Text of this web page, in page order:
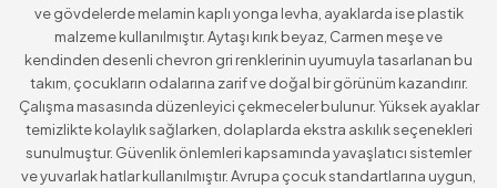
ve gövdelerde melamin kaplı yonga levha, ayaklarda ise plastik
malzeme kullanılmıştır. Aytaşı kırık beyaz, Carmen meşe ve
kendinden desenli chevron gri renklerinin uyumuyla tasarlanan bu
takım, çocukların odalarına zarif ve doğal bir görünüm kazandırır.
Çalışma masasında düzenleyici çekmeceler bulunur. Yüksek ayaklar
temizlikte kolaylık sağlarken, dolaplarda ekstra askılık seçenekleri
sunulmuştur. Güvenlik önlemleri kapsamında yavaşlatıcı sistemler
ve yuvarlak hatlar kullanılmıştır. Avrupa çocuk standartlarına uygun,